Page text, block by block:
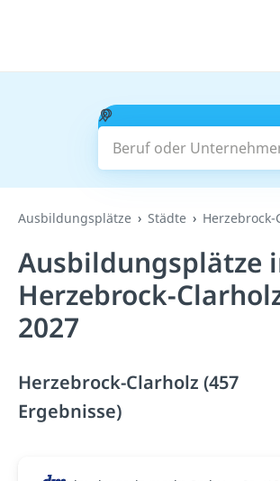
Beruf oder Unternehmen
Suchen
Ausbildungsplätze Städte Herzebrock-
Ausbildungsplätze
Herzebrock-
2027
Herzebrock-Clarholz (457
Ergebnisse)